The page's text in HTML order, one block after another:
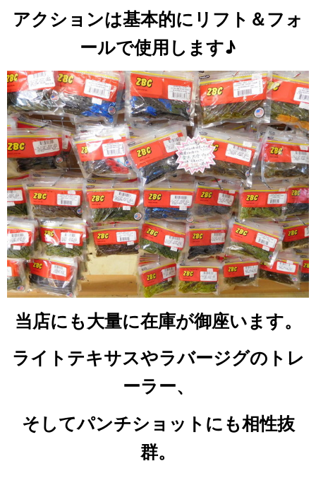
アクションは基本的にリフト＆フォ
ールで使用します♪
当店にも大量に在庫が御座います。
ライトテキサスやラバージグのトレ
ーラー、
そしてパンチショットにも相性抜
群。